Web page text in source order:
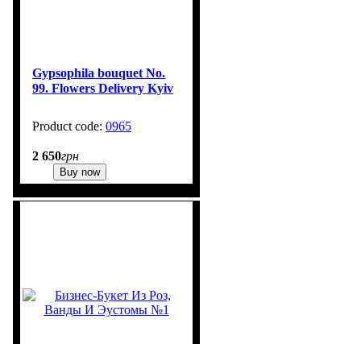
Gypsophila bouquet No.
99. Flowers Delivery Kyiv
0965
2 650грн
Buy now